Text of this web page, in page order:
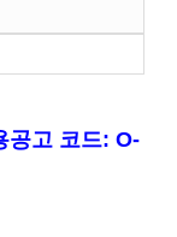
공고 코드: O-